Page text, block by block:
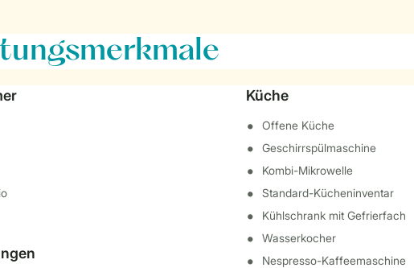
Küche
Offene Küche
Geschirrspülmaschine
Kombi-Mikrowelle
Standard-Kücheninventar
Kühlschrank mit Gefrierfach
Wasserkocher
Nespresso-Kaffeemaschine